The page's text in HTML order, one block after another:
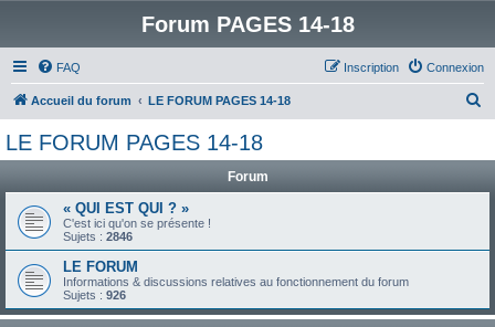
Forum PAGES 14-18
FAQ Connexion
Inscription
Accueil du forum LE FORUM PAGES 14-18
e
LE FORUM PAGES 14-18
Forum
« QUI EST QUI ? »
C'est ici qu'on se présente !
Sujets : 2846
LE FORUM
Informations & discussions relatives au fonctionnement du forum
Sujets : 926